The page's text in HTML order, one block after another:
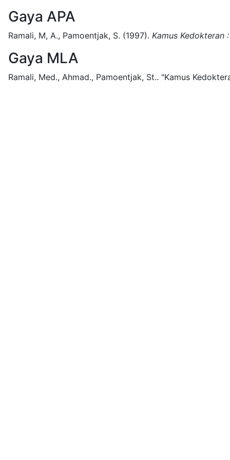
Gaya APA
Ramali, M, A., Pamoentjak, S. (1997). Kamus Kedokteran
Gaya MLA
Ramali, Med., Ahmad., Pamoentjak, St.. "Kamus